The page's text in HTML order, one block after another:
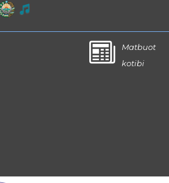
Matbuot
kotibi